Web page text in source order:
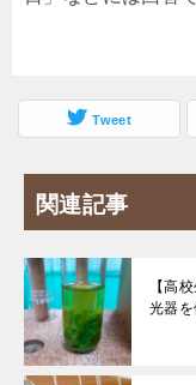
Tweet
関連記事
【高
光器